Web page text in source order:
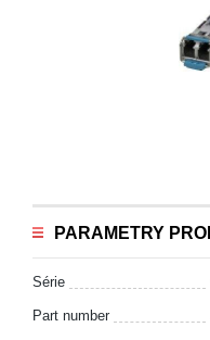
PARAMETRY
Série
Part number